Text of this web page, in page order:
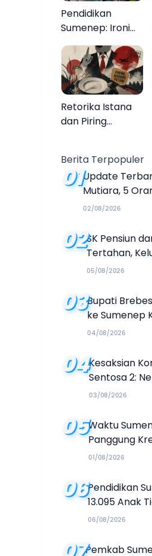
Pendidikan
Sumenep: Ironi
13.095 Anak Tidak
Sekolah
Menyaksikan
Semarak Festival
Kalender Event
2026
Retorika Istana
dan Piring
Berita Terpopuler
01Update
Mutiara, 5
Tewas
02/08/2026
02SK Pensiun
Tertahan,
Tagih Janji
05/08/2026
03Bupati
ke Sumenep
04/08/2026
04Kesaksian
Sentosa 2:
Laut Meski
03/08/2026
05Waktu
Panggung
Muda,
01/08/2026
06Pendidikan
13.095 Anak
Menyaksikan
06/08/2026
Pemkab